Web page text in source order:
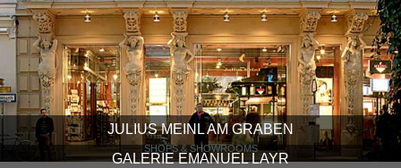
JULIUS MEINL AM GRABEN
SHOPS & SHOWROOMS
GALERIE EMANUEL LAYR